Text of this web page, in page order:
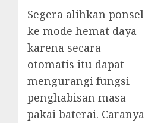
Segera alihkan ponsel
ke mode hemat daya
karena secara
otomatis itu dapat
mengurangi fungsi
penghabisan masa
pakai baterai. Caranya